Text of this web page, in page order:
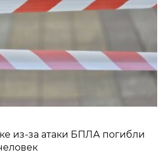
из-за атаки БПЛА погибли